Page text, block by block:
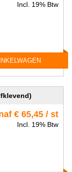
Incl. 19% Btw
€ 65,45 / st
Incl. 19% Btw